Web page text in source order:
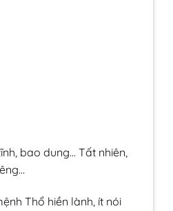
bao dung… Tất nhiên,
Thổ hiền lành, ít nói